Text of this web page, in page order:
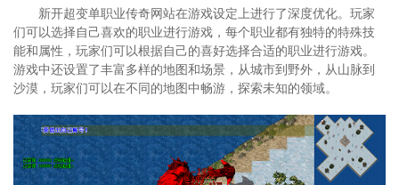
新开超变单职业传奇网站在游戏设定上进行了深度优化。玩家
们可以选择自己喜欢的职业进行游戏，每个职业都有独特的特殊技
能和属性，玩家们可以根据自己的喜好选择合适的职业进行游戏。
游戏中还设置了丰富多样的地图和场景，从城市到野外，从山脉到
沙漠，玩家们可以在不同的地图中畅游，探索未知的领域。